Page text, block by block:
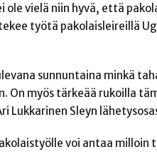
ole vielä niin hyvä, että
työtä pakolaisleireillä
sunnuntaina minkä
On myös tärkeää rukoilla
Lukkarinen Sleyn
voi antaa milloin